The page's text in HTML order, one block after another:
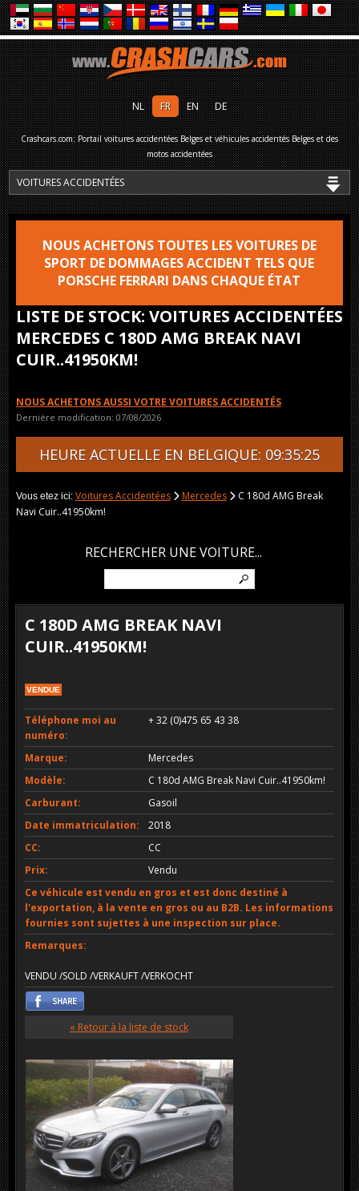
NL FR EN DE
Crashcars.com: Portail voitures accidentées Belges et véhicules accidentés Belges et des
motos accidentées
LISTE DE STOCK: VOITURES ACCIDENTÉES
MERCEDES C 180D AMG BREAK NAVI
CUIR..41950KM!
NOUS ACHETONS TOUTES LES VOITURES DE
SPORT DE DOMMAGES ACCIDENT TELS QUE
PORSCHE FERRARI DANS CHAQUE ÉTAT
NOUS ACHETONS AUSSI VOTRE VOITURES ACCIDENTÉS
Dernière modification: 07/08/2026
HEURE ACTUELLE EN BELGIQUE: 09:35:25
Vous etez ici: Voitures Accidentées Mercedes
C 180d AMG Break
Navi Cuir..41950km!
RECHERCHER UNE VOITURE...
C 180D AMG BREAK NAVI
CUIR..41950KM!
VENDUE
Téléphone moi au
numéro:
+ 32 (0)475 65 43 38
Marque:
Mercedes
Modèle:
C 180d AMG Break Navi Cuir..41950km!
Carburant:
Gasoil
Date immatriculation:
2018
CC:
CC
Prix:
Vendu
Ce véhicule est vendu en gros et est donc destiné à
l'exportation, à la vente en gros ou au B2B. Les informations
fournies sont sujettes à une inspection sur place.
Remarques:
VENDU /SOLD /VERKAUFT /VERKOCHT
« Retour à la liste de stock